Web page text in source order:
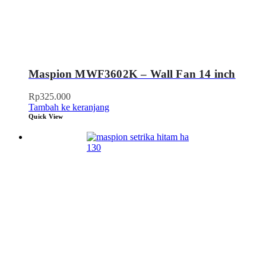
Maspion MWF3602K – Wall Fan 14 inch
Rp325.000
Tambah ke keranjang
Quick View